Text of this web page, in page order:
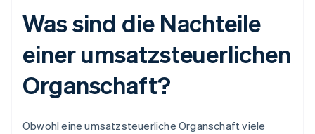
Was sind die Nachteile
einer umsatzsteuerlichen
Organschaft?
Obwohl eine umsatzsteuerliche Organschaft viele